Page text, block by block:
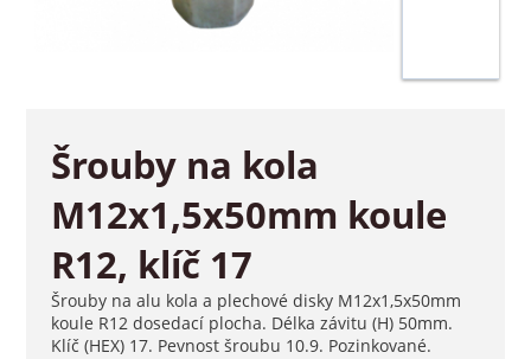
Šrouby na kola
M12x1,5x50mm koule
R12, klíč 17
Šrouby na alu kola a plechové disky M12x1,5x50mm
koule R12 dosedací plocha. Délka závitu (H) 50mm.
Klíč (HEX) 17. Pevnost šroubu 10.9. Pozinkované.